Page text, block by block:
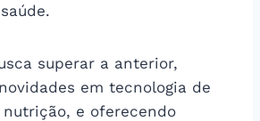
superar a anterior,
em tecnologia de
e oferecendo